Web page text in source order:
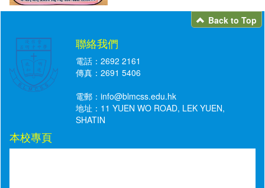
Back to Top
聯絡我們
電話：2692 2161
傳真：2691 5406
電郵： info@blmcss.edu.hk
地址：11 YUEN WO ROAD, LEK YUEN,
SHATIN
本校專頁